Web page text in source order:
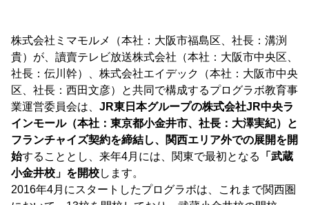
株式会社ミマモルメ（本社：大阪市福島区、社長：溝渕
貴）が、讀賣テレビ放送株式会社（本社：大阪市中央区、
社長：伝川幹）、株式会社エイデック（本社：大阪市中央
区、社長：西田文彦）と共同で構成するプログラボ教育事
業運営委員会は、 JR東日本グループの株式会社JR中央ラ
インモール（本社：東京都小金井市、社長：大澤実紀）と
フランチャイズ契約を締結し、関西エリア外での展開を開
始することとし、来年4月には、関東で最初となる
「武蔵
小金井校」を開校します。
2016年4月にスタートしたプログラボは、これまで関西圏